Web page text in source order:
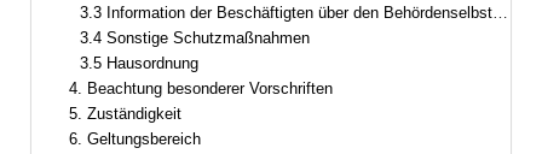
3.3 Information der Beschäftigten über den Behördenselbstschutz
3.4 Sonstige Schutzmaßnahmen
3.5 Hausordnung
4. Beachtung besonderer Vorschriften
5. Zuständigkeit
6. Geltungsbereich